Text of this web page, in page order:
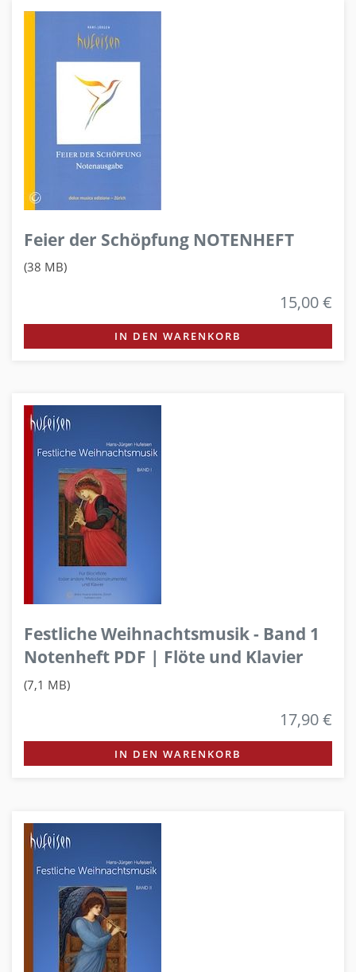
Feier der Schöpfung NOTENHEFT
(38 MB)
15,00 €
IN DEN WARENKORB
Festliche Weihnachtsmusik - Band 1
Notenheft PDF | Flöte und Klavier
(7,1 MB)
17,90 €
IN DEN WARENKORB